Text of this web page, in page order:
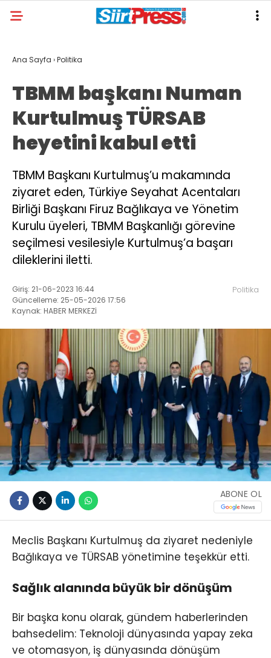
Ana Sayfa ›Politika
TBMM başkanı Numan
Kurtulmuş TÜRSAB
heyetini kabul etti
TBMM Başkanı Kurtulmuş’u makamında
ziyaret eden, Türkiye Seyahat Acentaları
Birliği Başkanı Firuz Bağlıkaya ve Yönetim
Kurulu üyeleri, TBMM Başkanlığı görevine
seçilmesi vesilesiyle Kurtulmuş’a başarı
dileklerini iletti.
Giriş: 21-06-2023 16:44
Güncelleme: 25-05-2026 17:56
Kaynak: HABER MERKEZİ
Politika
ABONE OL
Meclis Başkanı Kurtulmuş da ziyaret nedeniyle
Bağlıkaya ve TÜRSAB yönetimine teşekkür etti.
Sağlık alanında büyük bir dönüşüm
Bir başka konu olarak, gündem haberlerinden
bahsedelim: Teknoloji dünyasında yapay zeka
ve otomasyon, iş dünyasında dönüşüm